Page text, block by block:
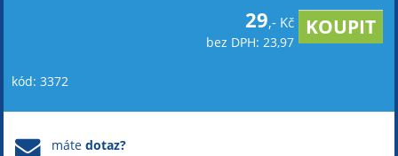
29,- Kč
bez DPH: 23,97
kód: 3372
mátedotaz?